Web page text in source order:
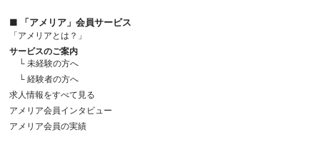
■ 「アメリア」会員サービス
「アメリアとは？」
サービスのご案内
└ 未経験の方へ
└ 経験者の方へ
求人情報をすべて見る
アメリア会員インタビュー
アメリア会員の実績